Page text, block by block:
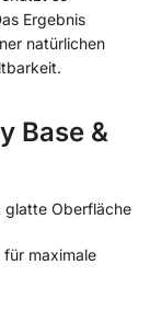
Ergebnis
natürlichen
Base &
glatte Oberfläche
maximale